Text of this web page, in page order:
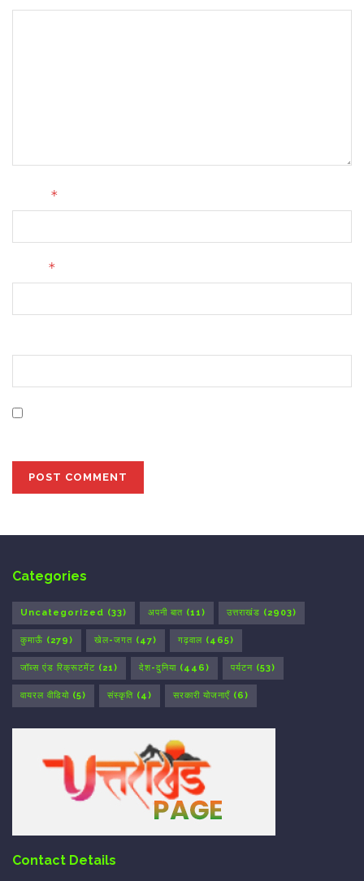
*
*
Categories
Uncategorized (33) अपनी बात (11) उत्तराखंड (2903)
कुमाऊँ (279) खेल-जगत (47) गढ़वाल (465)
जॉब्स एंड रिक्रूटमेंट (21) देश-दुनिया (446) पर्यटन (53)
वायरल वीडियो (5) संस्कृति (4) सरकारी योजनाएँ (6)
Contact Details